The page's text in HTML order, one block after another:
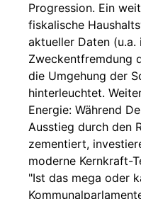
Progression. Ein
fiskalische
aktueller Daten
Zweckentfremdung
die Umgehung der
hinterleuchtet.
Energie: Während
Ausstieg durch den
zementiert,
moderne Kernkraft-
"Ist das mega oder